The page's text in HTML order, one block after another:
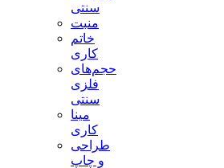
سنتی
منبت
خاتم
کاری
حجم‌های
فلزی
سنتی
مینا
کاری
طراحی
و چاپ